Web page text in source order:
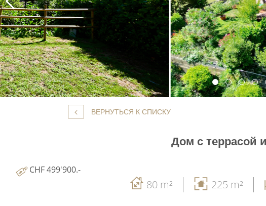
ВЕРНУТЬСЯ К СПИСКУ
Дом с террасой
CHF 499'900.-
80 m² 225 m²